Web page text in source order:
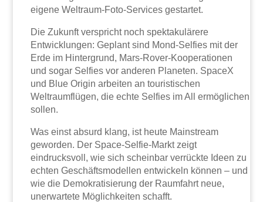
eigene Weltraum-Foto-Services gestartet.
Die Zukunft verspricht noch spektakulärere
Entwicklungen: Geplant sind Mond-Selfies mit der
Erde im Hintergrund, Mars-Rover-Kooperationen
und sogar Selfies vor anderen Planeten. SpaceX
und Blue Origin arbeiten an touristischen
Weltraumflügen, die echte Selfies im All ermöglichen
sollen.
Was einst absurd klang, ist heute Mainstream
geworden. Der Space-Selfie-Markt zeigt
eindrucksvoll, wie sich scheinbar verrückte Ideen zu
echten Geschäftsmodellen entwickeln können – und
wie die Demokratisierung der Raumfahrt neue,
unerwartete Möglichkeiten schafft.